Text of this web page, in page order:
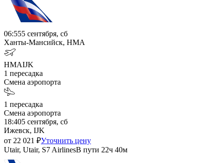
06:555 сентября, сб
Ханты-Мансийск, HMA
HMAIJK
1 пересадка
Смена аэропорта
1 пересадка
Смена аэропорта
18:405 сентября, сб
Ижевск, IJK
от 22 021 ₽Уточнить цену
Utair, Utair, S7 AirlinesВ пути 22ч 40м